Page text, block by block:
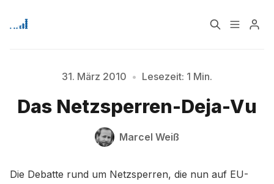
Signup
Bitte geben Sie mindestens 3 Zeichen ein
31. März 2010 • Lesezeit: 1 Min.
Das Netzsperren-Deja-Vu
Marcel Weiß
Die Debatte rund um Netzsperren, die nun auf EU-